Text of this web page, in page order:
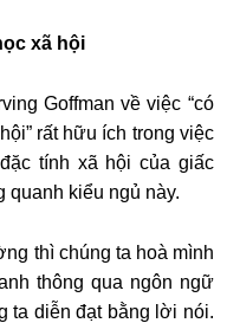
xã hội
Goffman về việc “có
rất hữu ích trong việc
tính xã hội của giấc
quanh kiểu ngủ này.
thì chúng ta hoà mình
thông qua ngôn ngữ
ta diễn đạt bằng lời nói.